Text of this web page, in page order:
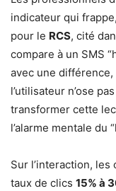
indicateur qui
pour le RCS, cité
compare à un SMS
avec une
l’utilisateur n’ose
transformer cette
l’alarme mentale du
Sur l’interaction,
taux de clics 15% à